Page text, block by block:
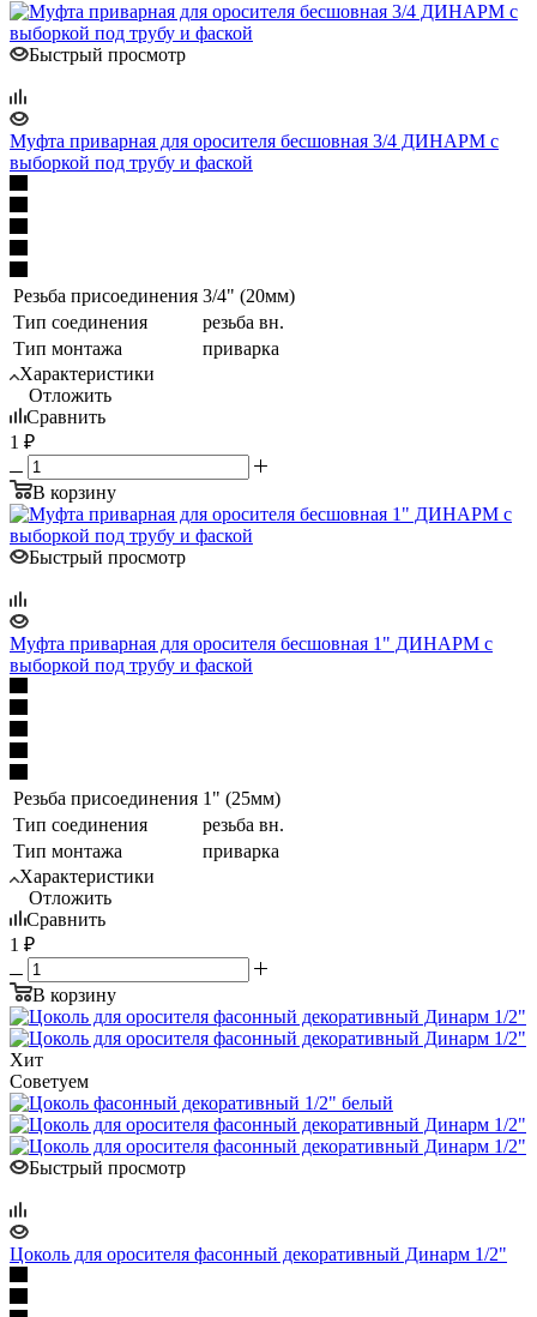
Быстрый просмотр
Муфта приварная для оросителя бесшовная 3/4 ДИНАРМ с
выборкой под трубу и фаской
Резьба присоединения 3/4" (20мм)
Тип соединения
резьба вн.
Тип монтажа
приварка
Характеристики
Отложить
Сравнить
1 ₽
В корзину
Быстрый просмотр
Муфта приварная для оросителя бесшовная 1" ДИНАРМ с
выборкой под трубу и фаской
Резьба присоединения 1" (25мм)
Тип соединения
резьба вн.
Тип монтажа
приварка
Характеристики
Отложить
Сравнить
1 ₽
В корзину
Хит
Советуем
Быстрый просмотр
Цоколь для оросителя фасонный декоративный Динарм 1/2"